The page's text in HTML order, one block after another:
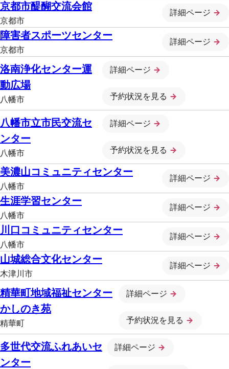
京都市醍醐交流会館
京都市
詳細ページ
障害者スポーツセンター
京都市
詳細ページ
洛南浄化センター運
動広場
八幡市
詳細ページ
予約状況を見る
八幡市立市民交流セ
ンター
八幡市
詳細ページ
予約状況を見る
美濃山コミュニティセンター
八幡市
詳細ページ
生涯学習センター
八幡市
詳細ページ
川口コミュニティセンター
八幡市
詳細ページ
山城総合文化センター
木津川市
詳細ページ
精華町地域福祉センター
かしのき苑
精華町
詳細ページ
予約状況を見る
多世代交流ふれあいセ
ンター
詳細ページ